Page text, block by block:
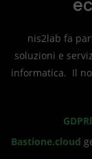
nis2lab fa
soluzioni e
informatica. Il
Bastione.cloud